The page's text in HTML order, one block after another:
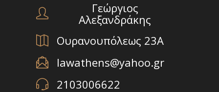
Γεώργιος
Αλεξανδράκης
Ουρανουπόλεως 23Α
lawathens@yahoo.gr
2103006622